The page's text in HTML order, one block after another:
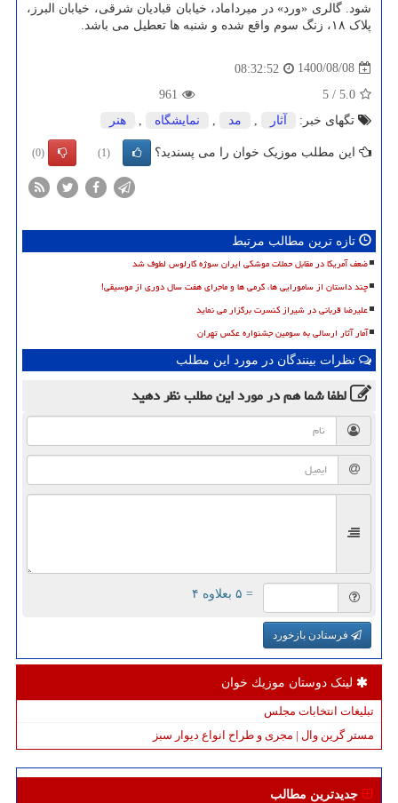
شود. گالری «ورد» در میرداماد، خیابان قبادیان شرقی، خیابان البرز،
پلاک ۱۸، زنگ سوم واقع شده و شنبه ها تعطیل می باشد.
1400/08/08
08:32:52
5.0
/
5
961
تگهای خبر:
آثار مد نمایشگاه هنر
این مطلب موزیک خوان را می پسندید؟ (1)
(0)
تازه ترین مطالب مرتبط
ضعف آمریکا در مقابل حملات موشکی ایران سوژه کارلوس لطوف شد
چند داستان از سامورایی ها، گرمی ها و ماجرای هفت سال دوری از موسیقی!
علیرضا قربانی در شیراز کنسرت برگزار می نماید
آمار آثار ارسالی به سومین جشنواره عکس تهران
نظرات بینندگان در مورد این مطلب
لطفا شما همدر مورد این مطلبنظر دهید
= ۵ بعلاوه ۴
فرستادن بازخورد
لینک دوستان موزیك خوان
تبلیغات انتخابات مجلس
مستر گرین وال | مجری و طراح انواع دیوار سبز
جدیدترین مطالب